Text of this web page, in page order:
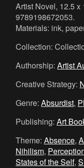
Artist Novel, 12.5 x
9789198672053.
Materials: ink,
Collection:
Authorship: Artist
Creative Strategy:
Genre: Absurdist,
Publishing: Art
Theme: Absence,
Nihilism,
States of the Self,